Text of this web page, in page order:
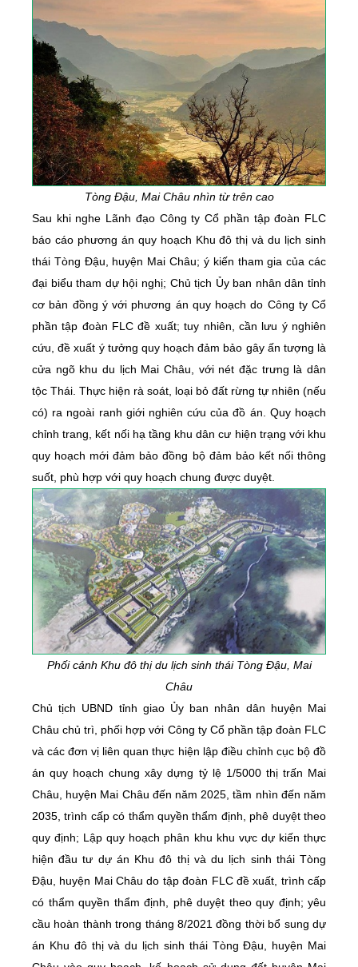
Tòng Đậu, Mai Châu nhìn từ trên cao
Sau khi nghe Lãnh đạo Công ty Cổ phần tập đoàn FLC
báo cáo phương án quy hoạch Khu đô thị và du lịch sinh
thái Tòng Đậu, huyện Mai Châu; ý kiến tham gia của các
đại biểu tham dự hội nghị; Chủ tịch Ủy ban nhân dân tỉnh
cơ bản đồng ý với phương án quy hoạch do Công ty Cổ
phần tập đoàn FLC đề xuất; tuy nhiên, cần lưu ý nghiên
cứu, đề xuất ý tưởng quy hoạch đảm bảo gây ấn tượng là
cửa ngõ khu du lịch Mai Châu, với nét đặc trưng là dân
tộc Thái. Thực hiện rà soát, loại bỏ đất rừng tự nhiên (nếu
có) ra ngoài ranh giới nghiên cứu của đồ án. Quy hoạch
chỉnh trang, kết nối hạ tầng khu dân cư hiện trạng với khu
quy hoạch mới đảm bảo đồng bộ đảm bảo kết nối thông
suốt, phù hợp với quy hoạch chung được duyệt.
Phối cảnh Khu đô thị du lịch sinh thái Tòng Đậu, Mai
Châu
Chủ tịch UBND tỉnh giao Ủy ban nhân dân huyện Mai
Châu chủ trì, phối hợp với Công ty Cổ phần tập đoàn FLC
và các đơn vị liên quan thực hiện lập điều chỉnh cục bộ đồ
án quy hoạch chung xây dựng tỷ lệ 1/5000 thị trấn Mai
Châu, huyện Mai Châu đến năm 2025, tầm nhìn đến năm
2035, trình cấp có thẩm quyền thẩm định, phê duyệt theo
quy định; Lập quy hoạch phân khu khu vực dự kiến thực
hiện đầu tư dự án Khu đô thị và du lịch sinh thái Tòng
Đậu, huyện Mai Châu do tập đoàn FLC đề xuất, trình cấp
có thẩm quyền thẩm định, phê duyệt theo quy định; yêu
cầu hoàn thành trong tháng 8/2021 đồng thời bổ sung dự
án Khu đô thị và du lịch sinh thái Tòng Đậu, huyện Mai